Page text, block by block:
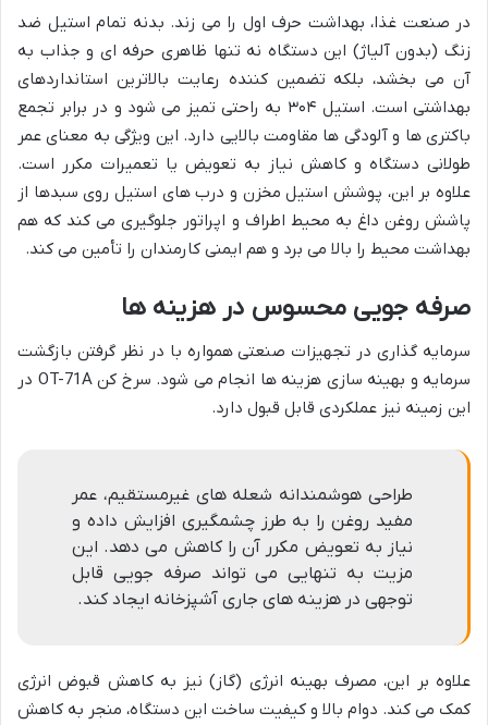
در صنعت غذا، بهداشت حرف اول را می زند. بدنه تمام استیل ضد
زنگ (بدون آلیاژ) این دستگاه نه تنها ظاهری حرفه ای و جذاب به
آن می بخشد، بلکه تضمین کننده رعایت بالاترین استانداردهای
بهداشتی است. استیل ۳۰۴ به راحتی تمیز می شود و در برابر تجمع
باکتری ها و آلودگی ها مقاومت بالایی دارد. این ویژگی به معنای عمر
طولانی دستگاه و کاهش نیاز به تعویض یا تعمیرات مکرر است.
علاوه بر این، پوشش استیل مخزن و درب های استیل روی سبدها از
پاشش روغن داغ به محیط اطراف و اپراتور جلوگیری می کند که هم
بهداشت محیط را بالا می برد و هم ایمنی کارمندان را تأمین می کند.
صرفه جویی محسوس در هزینه ها
سرمایه گذاری در تجهیزات صنعتی همواره با در نظر گرفتن بازگشت
سرمایه و بهینه سازی هزینه ها انجام می شود. سرخ کن OT-71A در
این زمینه نیز عملکردی قابل قبول دارد.
طراحی هوشمندانه شعله های غیرمستقیم، عمر
مفید روغن را به طرز چشمگیری افزایش داده و
نیاز به تعویض مکرر آن را کاهش می دهد. این
مزیت به تنهایی می تواند صرفه جویی قابل
توجهی در هزینه های جاری آشپزخانه ایجاد کند.
علاوه بر این، مصرف بهینه انرژی (گاز) نیز به کاهش قبوض انرژی
کمک می کند. دوام بالا و کیفیت ساخت این دستگاه، منجر به کاهش